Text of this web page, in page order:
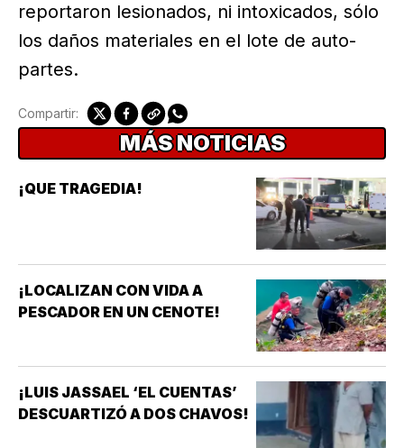
reportaron lesionados, ni intoxicados, sólo
los daños materiales en el lote de auto-
partes.
Compartir:
MÁS NOTICIAS
¡QUE TRAGEDIA!
¡LOCALIZAN CON VIDA A
PESCADOR EN UN CENOTE!
¡LUIS JASSAEL ‘EL CUENTAS’
DESCUARTIZÓ A DOS CHAVOS!